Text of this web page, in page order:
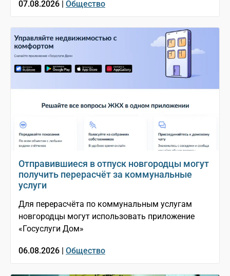
07.08.2026 | Общество
Отправившиеся в отпуск новгородцы могут
получить перерасчёт за коммунальные
услуги
Для перерасчёта по коммунальным услугам
новгородцы могут использовать приложение
«Госуслуги Дом»
06.08.2026 | Общество